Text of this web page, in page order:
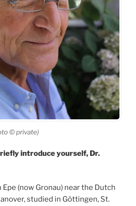
© private)
introduce yourself, Dr.
Epe (now Gronau) near the Dutch
studied in Göttingen, St.